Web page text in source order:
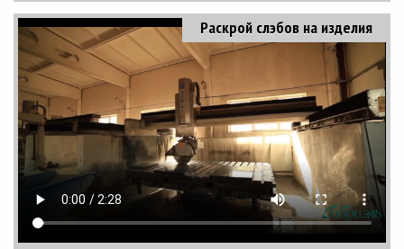
Раскрой слэбов на изделия